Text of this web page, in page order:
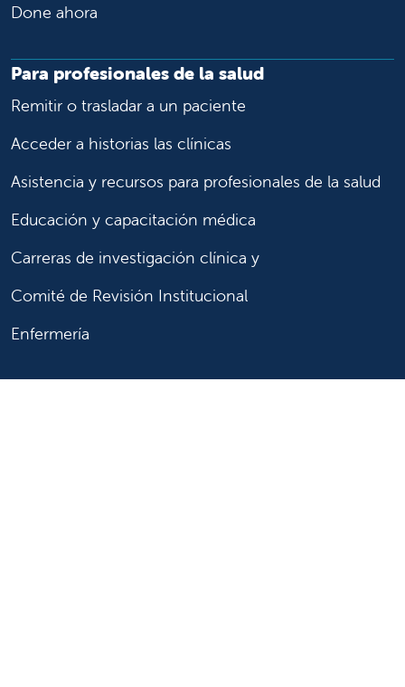
Done ahora
Para profesionales de la salud
Remitir o trasladar a un paciente
Acceder a historias las clínicas
Asistencia y recursos para profesionales de la salud
Educación y capacitación médica
Carreras de investigación clínica y
Comité de Revisión Institucional
Enfermería